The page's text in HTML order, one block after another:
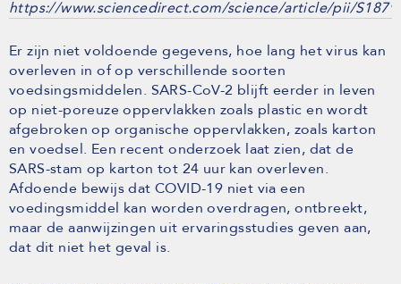
https://www.sciencedirect.com/science/article/pii/
Er zijn niet voldoende gegevens, hoe lang het virus kan
overleven in of op verschillende soorten
voedsingsmiddelen. SARS-CoV-2 blijft eerder in leven
op niet-poreuze oppervlakken zoals plastic en wordt
afgebroken op organische oppervlakken, zoals karton
en voedsel. Een recent onderzoek laat zien, dat de
SARS-stam op karton tot 24 uur kan overleven.
Afdoende bewijs dat COVID-19 niet via een
voedingsmiddel kan worden overdragen, ontbreekt,
maar de aanwijzingen uit ervaringsstudies geven aan,
dat dit niet het geval is.